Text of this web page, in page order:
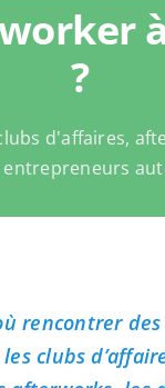
?
d'affaires,
entrepreneurs
rencontrer
clubs